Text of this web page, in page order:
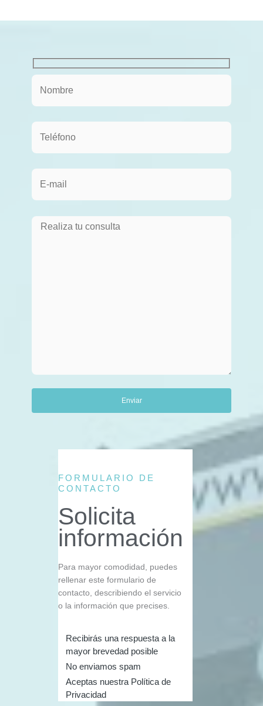
FORMULARIO DE
CONTACTO
Solicita
información
Para mayor comodidad, puedes
rellenar este formulario de
contacto, describiendo el servicio
o la información que precises.
Recibirás una respuesta a la
mayor brevedad posible
No enviamos spam
Aceptas nuestra Política de
Privacidad